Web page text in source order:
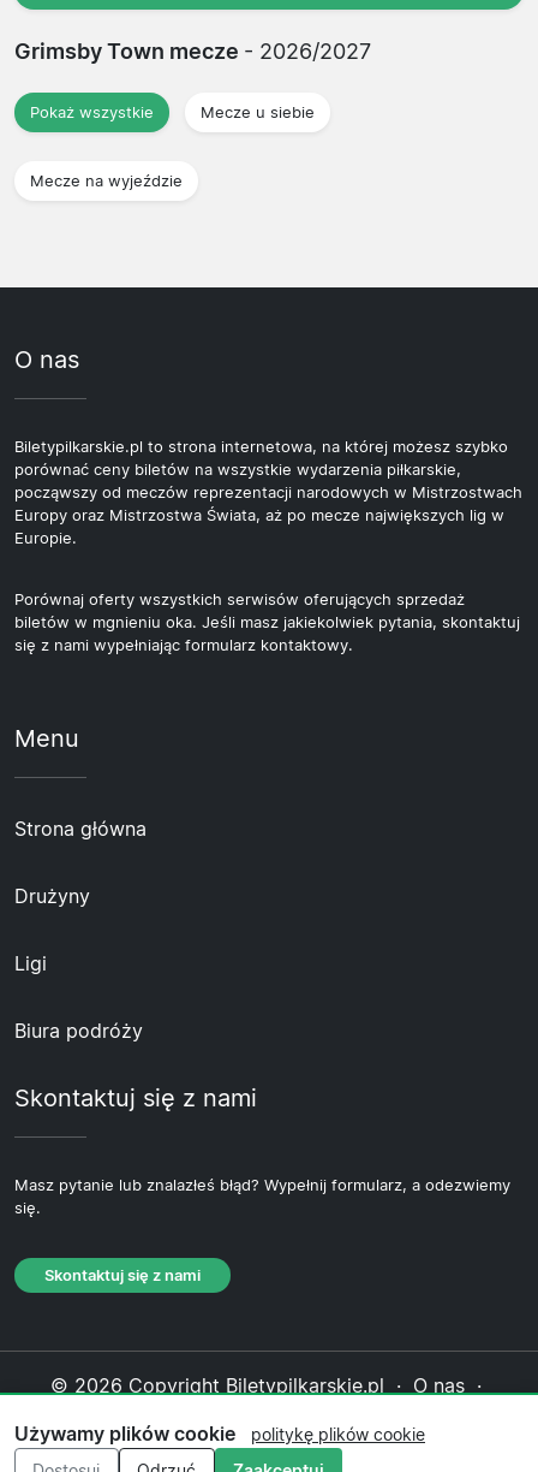
Grimsby Town mecze - 2026/2027
Pokaż wszystkie Mecze u siebie
Mecze na wyjeździe
O nas
Biletypilkarskie.pl to strona internetowa, na której możesz szybko
porównać ceny biletów na wszystkie wydarzenia piłkarskie,
począwszy od meczów reprezentacji narodowych w Mistrzostwach
Europy oraz Mistrzostwa Świata, aż po mecze największych lig w
Europie.
Porównaj oferty wszystkich serwisów oferujących sprzedaż
biletów w mgnieniu oka. Jeśli masz jakiekolwiek pytania, skontaktuj
się z nami wypełniając formularz kontaktowy.
Menu
Strona główna
Drużyny
Ligi
Biura podróży
Skontaktuj się z nami
Masz pytanie lub znalazłeś błąd? Wypełnij formularz, a odezwiemy
się.
Skontaktuj się z nami
© 2026 Copyright Biletypilkarskie.pl · O nas ·
Polityka plików cookie·Polityka redakcyjna
Używamy plików cookie
politykę plików cookie